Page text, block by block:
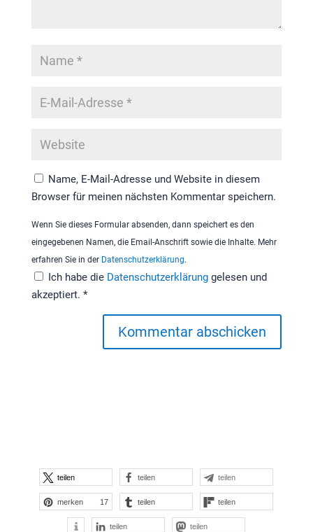
Name, E-Mail-Adresse und Website in diesem
Browser für meinen nächsten Kommentar speichern.
Wenn Sie dieses Formular absenden, dann speichert es den
eingegebenen Namen, die Email-Anschrift sowie die Inhalte. Mehr
erfahren Sie in der Datenschutzerklärung.
Ich habe die Datenschutzerklärung gelesen und
akzeptiert. *
Kommentar abschicken
teilen teilen teilen
merken 17 teilen teilen
teilen teilen